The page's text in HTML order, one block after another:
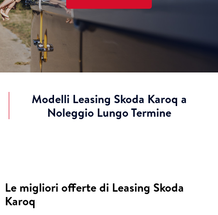
Modelli Leasing Skoda Karoq a
Noleggio Lungo Termine
Le migliori offerte di Leasing Skoda
Karoq